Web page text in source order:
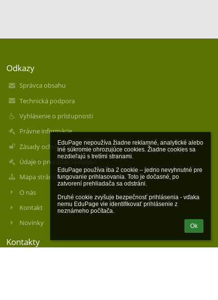
EduPage nepoužíva žiadne reklamné, analytické alebo
iné súkromie ohrozujúce cookies. Žiadne cookies sa
nezdieľajú s tretími stranami.
EduPage používa iba 2 cookie – jedno nevyhnutné pre
fungovanie prihlasovania. Toto je dočasné, po
zatvorení prehliadača sa odstráni.
Druhé cookie zvyšuje bezpečnosť prihlásenia - vďaka
nemu EduPage vie identifikovať prihlásenie z
neznámeho počítača.
Ok
Odkazy
Správca obsahu
Technická podpora
Vyhlásenie o prístupnosti
Právne informácie
Zásady ochrany osobných údajov
Údaje o prevádzkovateľovi
Mapa stránok
O nás
Kontakt
Novinky
Kontakty